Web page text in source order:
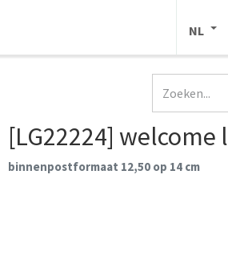
NL
[LG22224]
binnenpostformaat 12,50 op 14 cm